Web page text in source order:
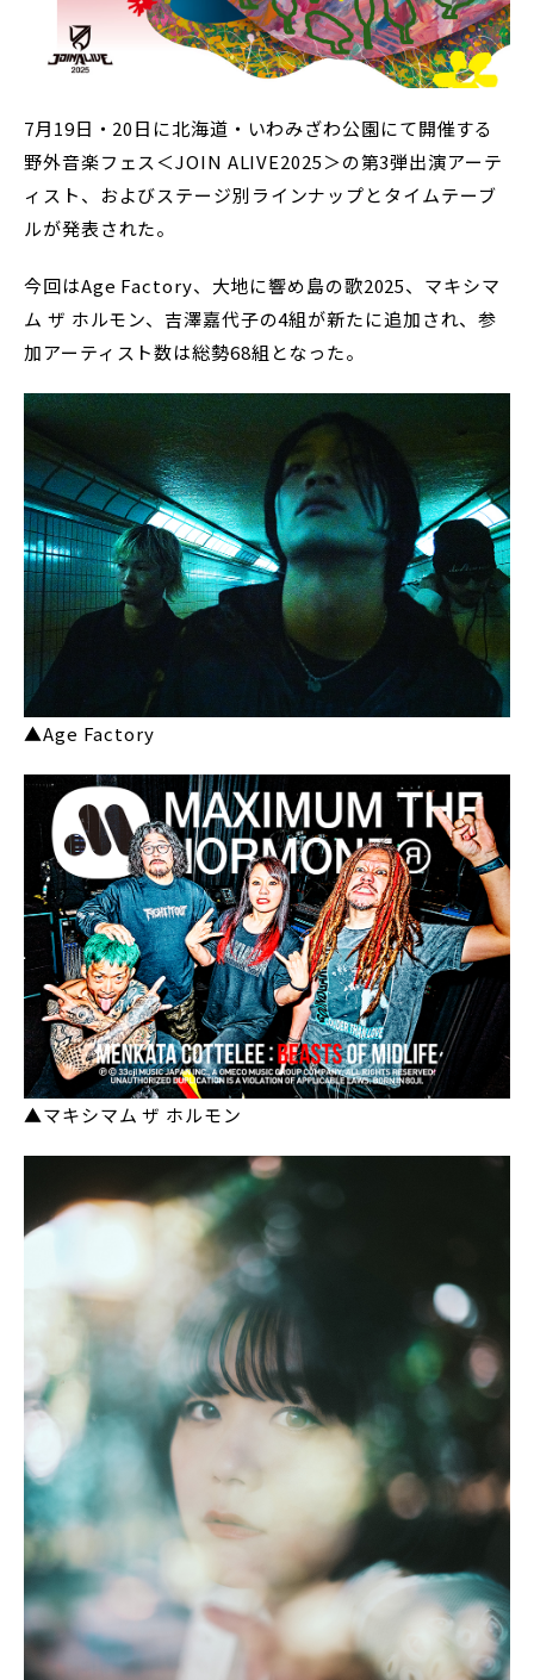
7月19日・20日に北海道・いわみざわ公園にて開催する
野外音楽フェス＜JOIN ALIVE2025＞の第3弾出演アーテ
ィスト、およびステージ別ラインナップとタイムテーブ
ルが発表された。
今回はAge Factory、大地に響め島の歌2025、マキシマ
ム ザ ホルモン、吉澤嘉代子の4組が新たに追加され、参
加アーティスト数は総勢68組となった。
▲Age Factory
▲マキシマム ザ ホルモン